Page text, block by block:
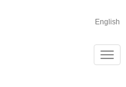
English